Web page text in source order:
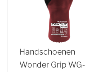
Handschoenen
Wonder Grip WG-